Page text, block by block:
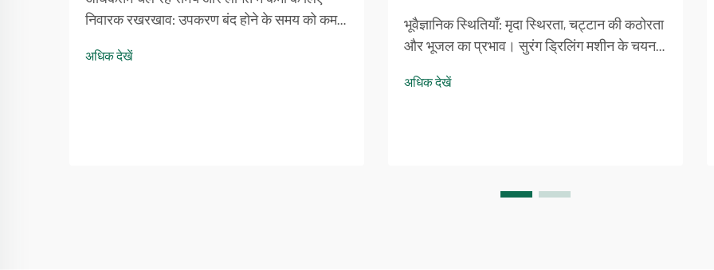
निवारक रखरखाव: उपकरण बंद होने के समय को कम
सुरंग ड्रिलिंग मशीनों के रखरखाव से महंगी कार्य
अधिक देखें
भूवैज्ञानिक स्थितियाँ: मृदा स्थिरता, चट्टान की कठोरता
और भूजल का प्रभाव। सुरंग ड्रिलिंग मशीन के चयन
मूल्यांकन। 2023 के एक हालिया भूवैज्ञानिक अध्ययन के
अधिक देखें